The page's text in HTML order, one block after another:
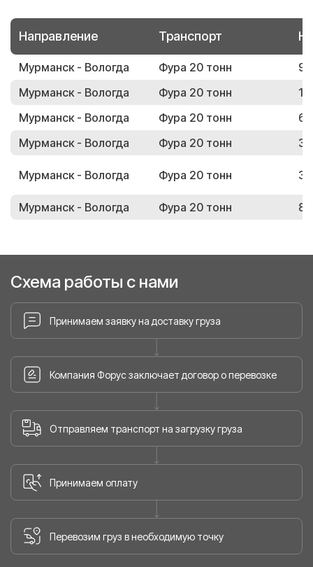
Направление Транспорт
Мурманск - Вологда Фура 20 тонн
Мурманск - Вологда
Фура 20 тонн
Мурманск - Вологда
Фура 20 тонн
Мурманск - Вологда
Фура 20 тонн
Мурманск - Вологда Фура 20 тонн
Мурманск - Вологда Фура 20 тонн
Схема работы с нами
Принимаем заявку на доставку груза
Компания Форус заключает договор о перевозке
Отправляем транспорт на загрузку груза
Принимаем оплату
Перевозим груз в необходимую точку